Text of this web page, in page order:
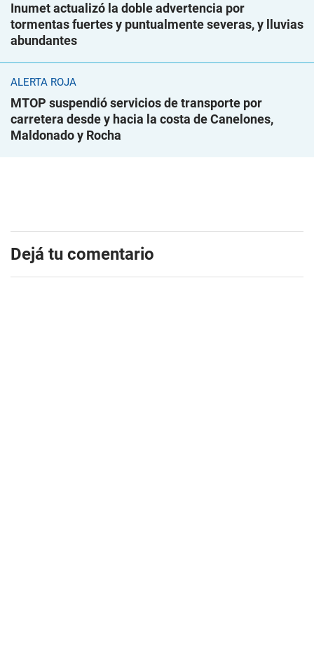
Inumet actualizó la doble advertencia por
tormentas fuertes y puntualmente severas, y lluvias
abundantes
ALERTA ROJA
MTOP suspendió servicios de transporte por
carretera desde y hacia la costa de Canelones,
Maldonado y Rocha
Dejá tu comentario